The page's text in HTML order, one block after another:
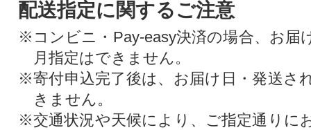
配送指定に関するご注意
※コンビニ・Pay-easy決済の場合、お届
月指定はできません。
※寄付申込完了後は、お届け日・発送さ
きません。
※交通状況や天候により、ご指定通りに